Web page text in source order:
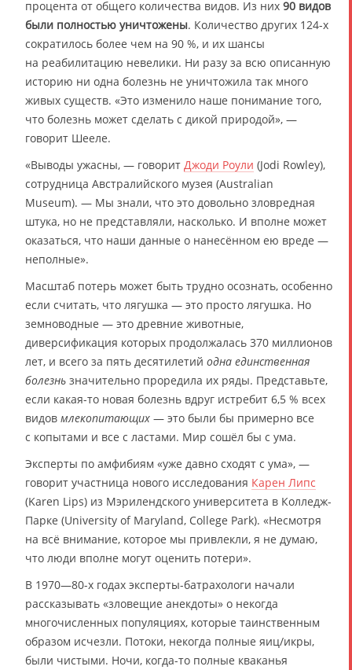
процента от общего количества видов. Из них 90 видов
были полностью уничтожены. Количество других 124-х
сократилось более чем на 90 %, и их шансы
на реабилитацию невелики. Ни разу за всю описанную
историю ни одна болезнь не уничтожила так много
живых существ. «Это изменило наше понимание того,
что болезнь может сделать с дикой природой», —
говорит Шееле.
«Выводы ужасны, — говорит Джоди Роули (Jodi Rowley),
сотрудница Австралийского музея (Australian
Museum). — Мы знали, что это довольно зловредная
штука, но не представляли, насколько. И вполне может
оказаться, что наши данные о нанесённом ею вреде —
неполные».
Масштаб потерь может быть трудно осознать, особенно
если считать, что лягушка — это просто лягушка. Но
земноводные — это древние животные,
диверсификация которых продолжалась 370 миллионов
лет, и всего за пять десятилетий одна единственная
болезнь значительно проредила их ряды. Представьте,
если какая-то новая болезнь вдруг истребит 6,5 % всех
видов млекопитающих — это были бы примерно все
с копытами и все с ластами. Мир сошёл бы с ума.
Эксперты по амфибиям «уже давно сходят с ума», —
говорит участница нового исследования Карен Липс
(Karen Lips) из Мэрилендского университета в Колледж-
Парке (University of Maryland, College Park). «Несмотря
на всё внимание, которое мы привлекли, я не думаю,
что люди вполне могут оценить потери».
В 1970—80-х годах эксперты-батрахологи начали
рассказывать «зловещие анекдоты» о некогда
многочисленных популяциях, которые таинственным
образом исчезли. Потоки, некогда полные яиц/икры,
были чистыми. Ночи, когда-то полные кваканья